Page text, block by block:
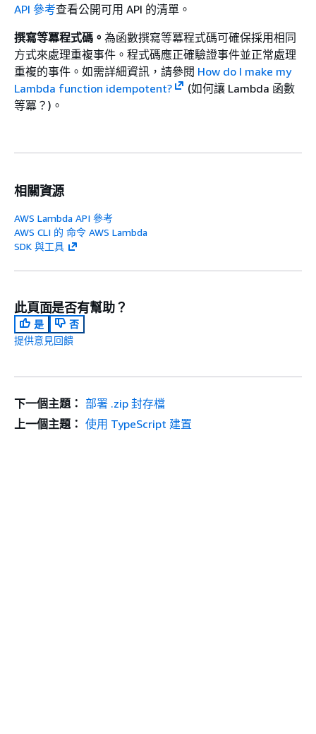
API 參考查看公開可用 API 的清單。
撰寫等冪程式碼。 為函數撰寫等冪程式碼可確保採用相同
方式來處理重複事件。程式碼應正確驗證事件並正常處理
重複的事件。如需詳細資訊，請參閱 How do I make my
Lambda function idempotent?
(如何讓 Lambda 函數
等冪？)。
相關資源
AWS Lambda API 參考
AWS CLI 的 命令 AWS Lambda
SDK 與工具
此頁面是否有幫助？
是
否
提供意見回饋
下一個主題： 部署 .zip 封存檔
上一個主題： 使用 TypeScript 建置